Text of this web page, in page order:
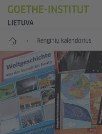
LIETUVA
Pradžia Renginių kalendorius